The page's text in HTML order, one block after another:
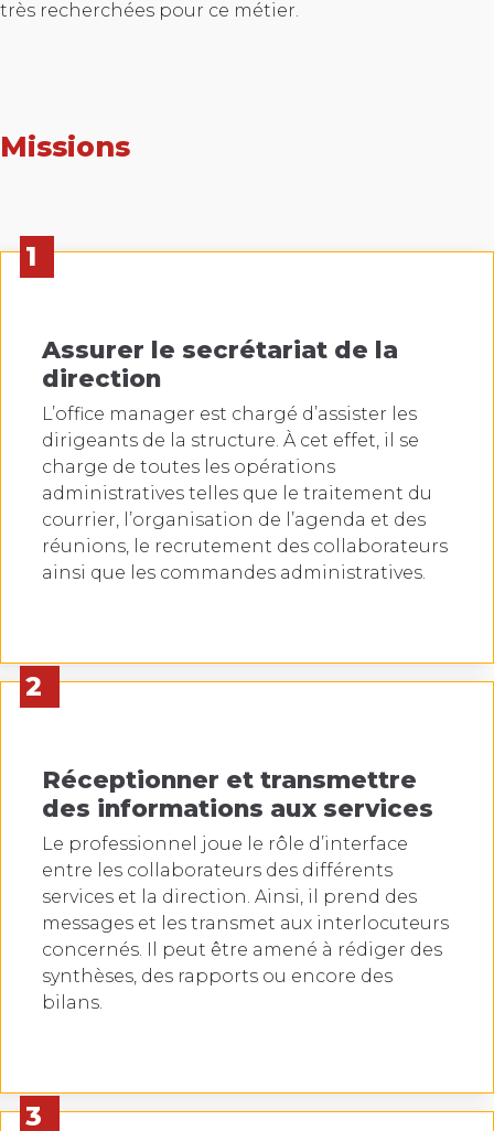
très recherchées pour ce métier.
Missions
1
Assurer le secrétariat de la
direction
L’office manager est chargé d’assister les
dirigeants de la structure. À cet effet, il se
charge de toutes les opérations
administratives telles que le traitement du
courrier, l’organisation de l’agenda et des
réunions, le recrutement des collaborateurs
ainsi que les commandes administratives.
2
Réceptionner et transmettre
des informations aux services
Le professionnel joue le rôle d’interface
entre les collaborateurs des différents
services et la direction. Ainsi, il prend des
messages et les transmet aux interlocuteurs
concernés. Il peut être amené à rédiger des
synthèses, des rapports ou encore des
bilans.
3